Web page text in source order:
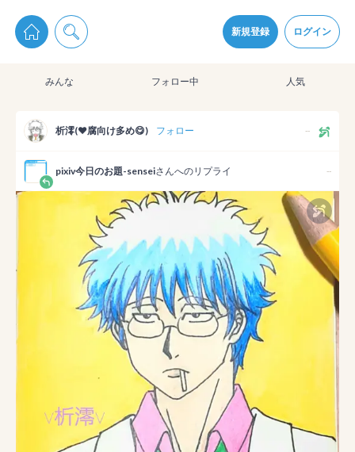
新規登録 ログイン
pixiv Sketchは2024年5月28日付で プライパシーポリシーを改定しました。
通知を受け取るにはここをクリックします
pixiv Sketchアプリでさらに快適に！
みんな フォロー中 人気
析澪(❤️腐向け多め😋) フォロー --
pixiv今日のお題-senseiさんへのリプライ --